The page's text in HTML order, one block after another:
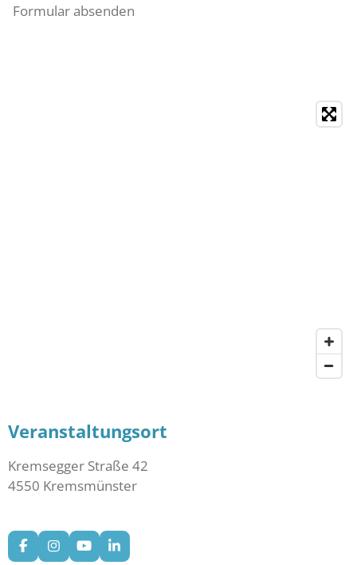
Formular absenden
Veranstaltungsort
Kremsegger Straße 42
4550 Kremsmünster
F
I
Y
L